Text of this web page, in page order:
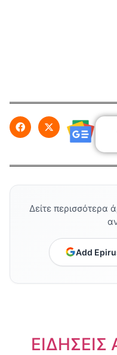
Δείτε περισσότερα
Add